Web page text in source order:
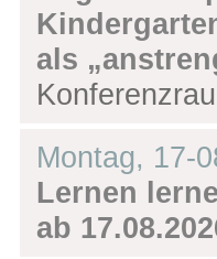
als
Montag, 17-
Lernen
ab